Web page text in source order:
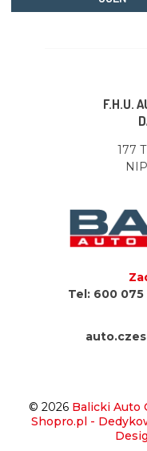
F.H.U.
177
Tel: 600 075
© 2026 Balicki Auto
Shopro.pl -